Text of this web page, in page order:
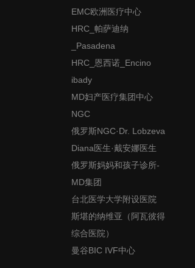
EMC欧洲医疗中心
HRC_帕萨迪纳
_Pasadena
HRC_恩西诺_Encino
ibady
MD妇产医疗集团中心
NGC
俄罗斯NGC·Dr. Lobzeva
Diana医生·戴安娜医生
俄罗斯妈妈和孩子诊所-
MD集团
台北医学大学附设医院
斯堪的纳维亚（阿瓦彼得
综合医院）
曼谷BIC IVF中心